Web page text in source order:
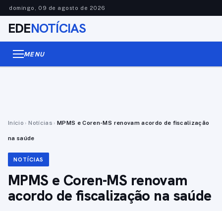
domingo, 09 de agosto de 2026
EDENOTÍCIAS
MENU
Início › Notícias › MPMS e Coren-MS renovam acordo de fiscalização
na saúde
NOTÍCIAS
MPMS e Coren-MS renovam
acordo de fiscalização na saúde